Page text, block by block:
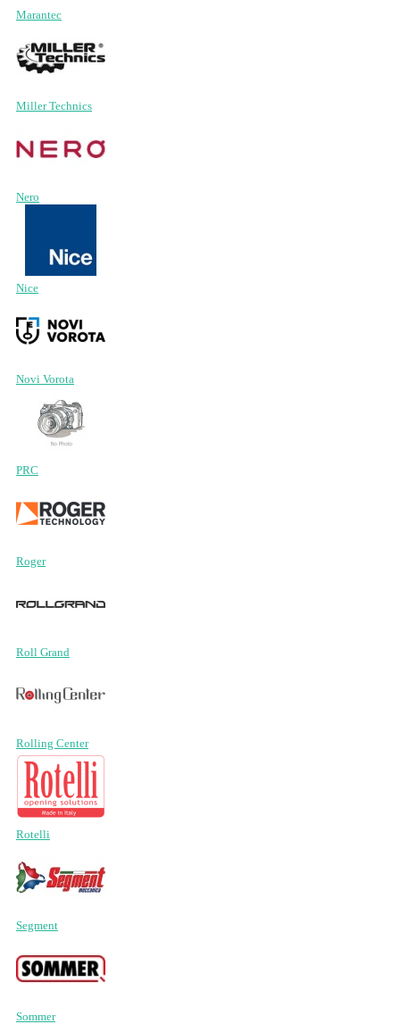
Marantec
Miller Technics
Nero
Nice
Novi Vorota
PRC
Roger
Roll Grand
Rolling Center
Rotelli
Segment
Sommer